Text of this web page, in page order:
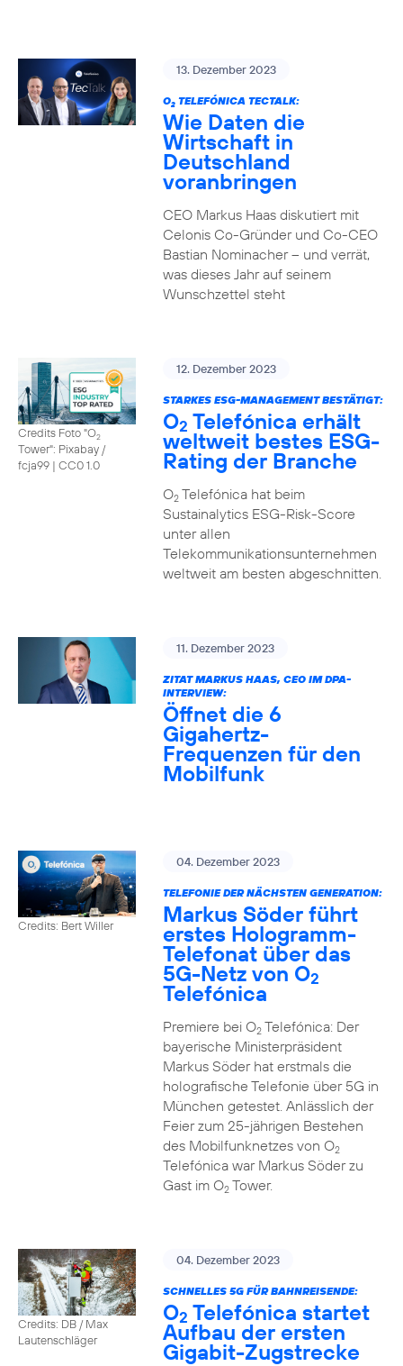
13. Dezember 2023
O2TELEFÓNICA TECTALK:
Wie Daten die
Wirtschaft in
Deutschland
voranbringen
CEO Markus Haas diskutiert mit
Celonis Co-Gründer und Co-CEO
Bastian Nominacher – und verrät,
was dieses Jahr auf seinem
Wunschzettel steht
Credits Foto "O2
Tower": Pixabay /
fcja99 | CC0 1.0
12. Dezember 2023
STARKES ESG-MANAGEMENT BESTÄTIGT:
O2 Telefónica erhält
weltweit bestes ESG-
Rating der Branche
O2Telefónica hat beim
Sustainalytics ESG-Risk-Score
unter allen
Telekommunikationsunternehmen
weltweit am besten abgeschnitten.
11. Dezember 2023
ZITAT MARKUS HAAS, CEO IM DPA-
INTERVIEW:
Öffnet die 6
Gigahertz-
Frequenzen für den
Mobilfunk
Credits: Bert Willer
04. Dezember 2023
TELEFONIE DER NÄCHSTEN GENERATION:
Markus Söder führt
erstes Hologramm-
Telefonat über das
5G-Netz von O2
Telefónica
Premiere bei O2Telefónica: Der
bayerische Ministerpräsident
Markus Söder hat erstmals die
holografische Telefonie über 5G in
München getestet. Anlässlich der
Feier zum 25-jährigen Bestehen
des Mobilfunknetzes von O2
Telefónica war Markus Söder zu
Gast im O2Tower.
Credits: DB / Max
Lautenschläger
04. Dezember 2023
SCHNELLES 5G FÜR BAHNREISENDE:
O2 Telefónica startet
Aufbau der ersten
Gigabit-Zugstrecke